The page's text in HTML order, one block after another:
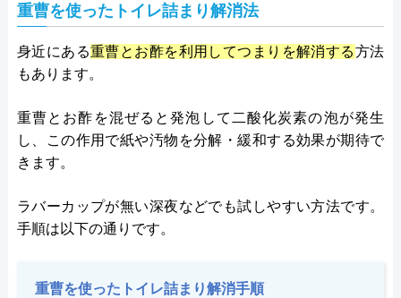
重曹を使ったトイレ詰まり解消法
身近にある重曹とお酢を利用してつまりを解消する方法
もあります。
重曹とお酢を混ぜると発泡して二酸化炭素の泡が発生
し、この作用で紙や汚物を分解・緩和する効果が期待で
きます。
ラバーカップが無い深夜などでも試しやすい方法です。
手順は以下の通りです。
重曹を使ったトイレ詰まり解消手順